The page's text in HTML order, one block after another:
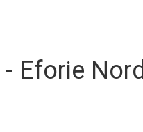
Eforie Nord